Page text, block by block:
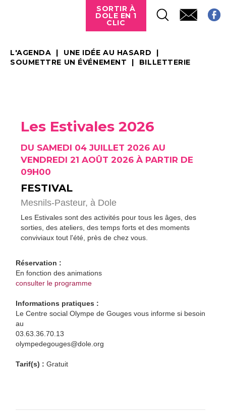
SORTIR À
DOLE EN 1
CLIC
L'AGENDA
UNE IDÉE AU HASARD
SOUMETTRE UN ÉVÉNEMENT
BILLETTERIE
Les Estivales 2026
DU SAMEDI 04 JUILLET 2026 AU
VENDREDI 21 AOÛT 2026 À PARTIR DE
09H00
FESTIVAL
Mesnils-Pasteur, à Dole
Les Estivales sont des activités pour tous les âges, des
sorties, des ateliers, des temps forts et des moments
conviviaux tout l'été, près de chez vous.
Réservation :
En fonction des animations
consulter le programme
Informations pratiques :
Le Centre social Olympe de Gouges vous informe si besoin
au
03.63.36.70.13
olympedegouges@dole.org
Tarif(s) : Gratuit